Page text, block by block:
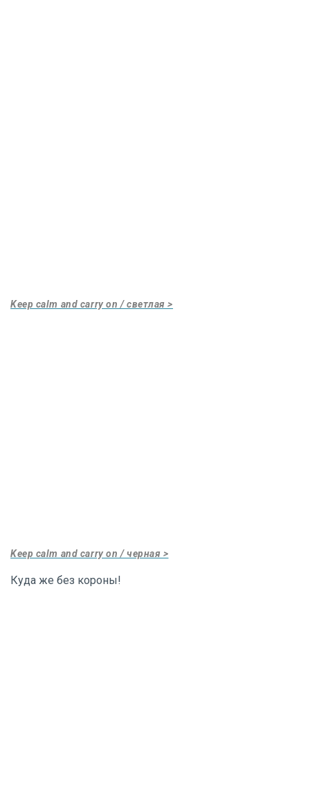
Keep calm and carry on / светлая >
Keep calm and carry on / черная >
Куда же без короны!